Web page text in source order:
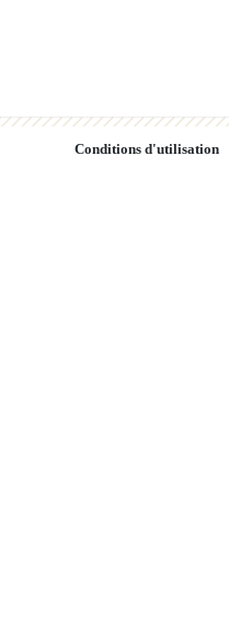
Conditions d'utilisation